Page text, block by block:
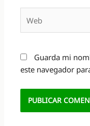
Guarda mi
este navegador